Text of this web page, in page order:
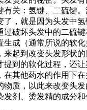
有关：氢键、二硫键
了，就是因为头发中
过破坏头发中的二硫
生成（通常所说的软
来起到改变头发形状
提到的软化过程，还
在其他药水的作用下
物质，以此来改变头发
发剂、烫发精的成分和